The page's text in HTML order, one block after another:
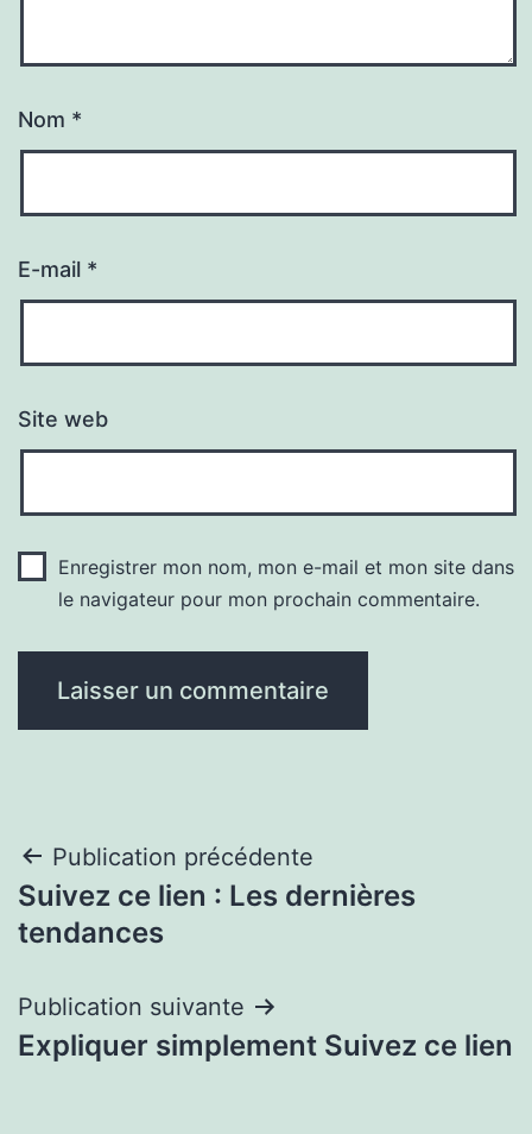
Nom *
E-mail *
Site web
Enregistrer mon nom, mon e-mail et mon site dans
le navigateur pour mon prochain commentaire.
Navigation
de
Publication précédente
Suivez ce lien : Les dernières
tendances
Publication suivante
Expliquer simplement Suivez ce lien